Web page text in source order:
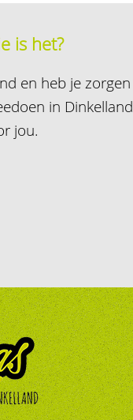
is het?
en heb je zorgen
in Dinkelland
jou.